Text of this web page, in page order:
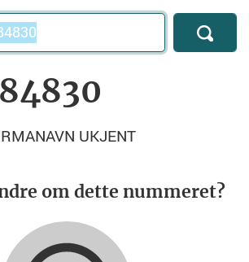
UKJENT
om dette nummeret?